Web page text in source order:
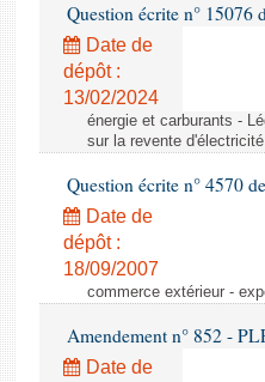
Question écrite n° 15076
Date de
dépôt :
13/02/2024
énergie et carburants -
sur la revente
Question écrite n° 4570
Date de
dépôt :
18/09/2007
commerce extérieur -
Amendement n° 852 -
Date de